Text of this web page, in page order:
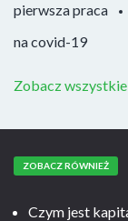
pierwsza praca
na covid-19
Zobacz
ZOBACZ RÓWNIEŻ
Czym jest